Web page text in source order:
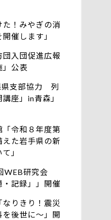
！みやぎの消
催します」
入団促進広報
」公表
県支部協力 列
座」in青森」
「令和８年度第
えた岩手県の新
」
WEB研究会
・記録」」開催
りきり！震災
後世に～」開